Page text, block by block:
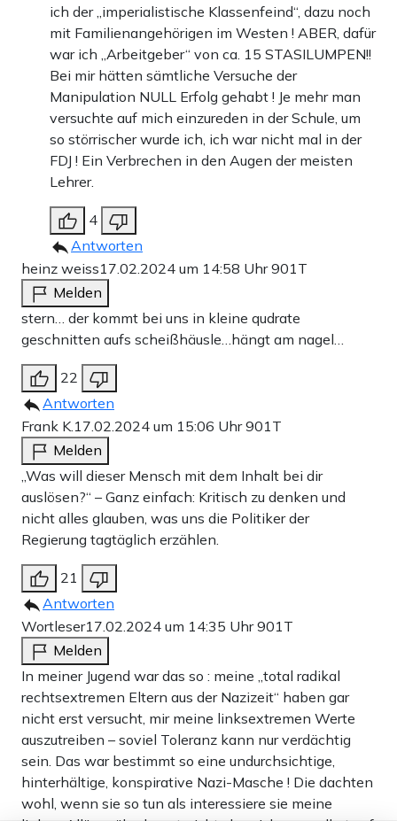
ich der „imperialistische Klassenfeind“, dazu noch
mit Familienangehörigen im Westen ! ABER, dafür
war ich „Arbeitgeber“ von ca. 15 STASILUMPEN!!
Bei mir hätten sämtliche Versuche der
Manipulation NULL Erfolg gehabt ! Je mehr man
versuchte auf mich einzureden in der Schule, um
so störrischer wurde ich, ich war nicht mal in der
FDJ ! Ein Verbrechen in den Augen der meisten
Lehrer.
4
Antworten
heinz weiss17.02.2024 um 14:58 Uhr901T
Melden
stern… der kommt bei uns in kleine qudrate
geschnitten aufs scheißhäusle…hängt am nagel…
22
Antworten
Frank K. 17.02.2024 um 15:06 Uhr901T
Melden
„Was will dieser Mensch mit dem Inhalt bei dir
auslösen?“ – Ganz einfach: Kritisch zu denken und
nicht alles glauben, was uns die Politiker der
Regierung tagtäglich erzählen.
21
Antworten
Wortleser17.02.2024 um 14:35 Uhr901T
Melden
In meiner Jugend war das so : meine „total radikal
rechtsextremen Eltern aus der Nazizeit“ haben gar
nicht erst versucht, mir meine linksextremen Werte
auszutreiben – soviel Toleranz kann nur verdächtig
sein. Das war bestimmt so eine undurchsichtige,
hinterhältige, konspirative Nazi-Masche ! Die dachten
wohl, wenn sie so tun als interessiere sie meine